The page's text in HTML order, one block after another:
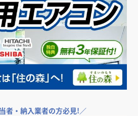
者・納入業者の方必見!／